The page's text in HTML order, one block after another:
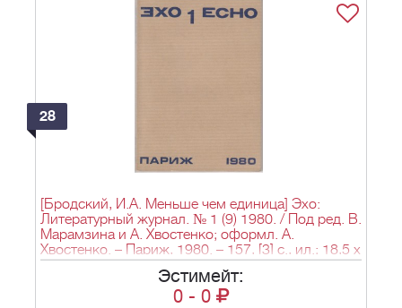
28
[Бродский, И.А. Меньше чем единица] Эхо:
Литературный журнал. № 1 (9) 1980. / Под ред. В.
Марамзина и А. Хвостенко; оформл. А.
Хвостенко. – Париж, 1980. – 157, [3] с., ил.; 18,5 х
13,5 см.
Эстимейт:
0 - 0